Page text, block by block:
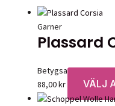
Garner
Plassard
Betygsatt0av 5
88,00kr VÄLJ